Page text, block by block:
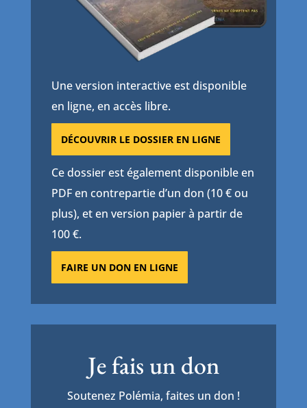
Une version interactive est disponible
en ligne, en accès libre.
DÉCOUVRIR LE DOSSIER EN LIGNE
Ce dossier est également disponible en
PDF en contrepartie d’un don (10 € ou
plus), et en version papier à partir de
100 €.
FAIRE UN DON EN LIGNE
Je fais un don
Soutenez Polémia, faites un don !